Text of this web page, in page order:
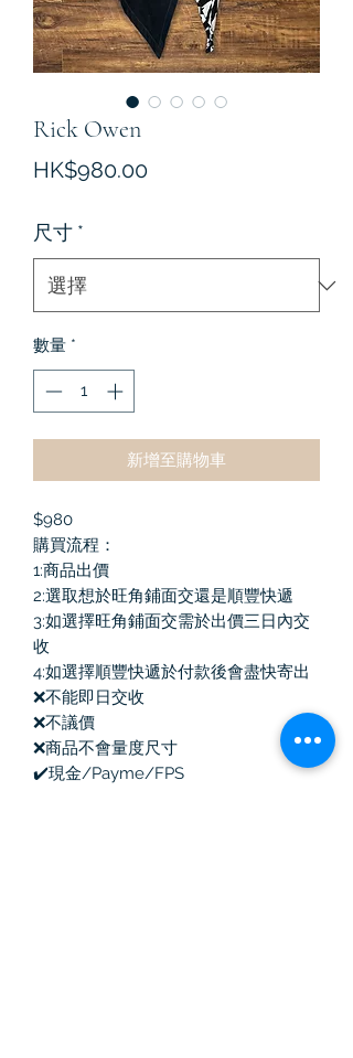
Rick Owen
HK$980.00價
尺寸 *
數量 *
新增至購物車
$980
購買流程：
1:商品出價
2:選取想於旺角鋪面交還是順豐快遞
3:如選擇旺角鋪面交需於出價三日內交
收
4:如選擇順豐快遞於付款後會盡快寄出
❌不能即日交收
❌不議價
❌商品不會量度尺寸
✔️現金/Payme/FPS